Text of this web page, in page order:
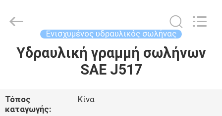
ΣΠΊΤΙ
(Hebei)
Reserved.
Ενισχυμένος υδραυλικός σωλήνας
Υδραυλική γραμμή σωλήνων
SAE J517
Τόπος
καταγωγής:
Κίνα